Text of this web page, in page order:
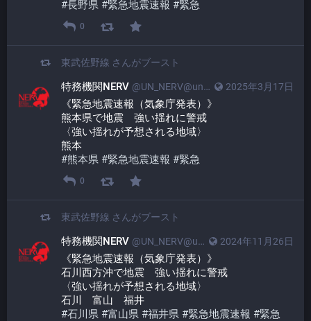
#長野県 #緊急地震速報 #緊急
0
東武佐野線 さんがブースト
2025年3月17日
特務機関NERV @UN_NERV@unnerv.jp
《緊急地震速報（気象庁発表）》
熊本県で地震　強い揺れに警戒
〈強い揺れが予想される地域〉
熊本
#熊本県 #緊急地震速報 #緊急
0
東武佐野線 さんがブースト
2024年11月26日
特務機関NERV @UN_NERV@unnerv.jp
《緊急地震速報（気象庁発表）》
石川西方沖で地震　強い揺れに警戒
〈強い揺れが予想される地域〉
石川　富山　福井
#石川県 #富山県 #福井県 #緊急地震速報 #緊急